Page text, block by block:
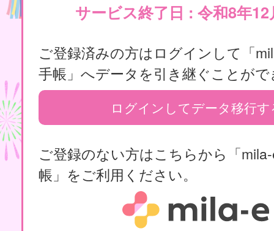
サービス終了日 : 令和8年12
ご登録済みの方はログインして「
手帳」へデータを引き継ぐことが
ログインしてデータ移行す
ご登録のない方はこちらから「
帳」をご利用ください。